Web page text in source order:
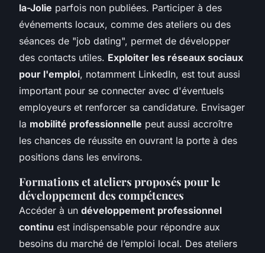
la-Jolie parfois non publiées. Participer à des
événements locaux, comme des ateliers ou des
séances de "job dating", permet de développer
des contacts utiles. Exploiter les réseaux sociaux
pour l'emploi, notamment LinkedIn, est tout aussi
important pour se connecter avec d'éventuels
employeurs et renforcer sa candidature. Envisager
la mobilité professionnelle peut aussi accroître
les chances de réussite en ouvrant la porte à des
positions dans les environs.
Formations et ateliers proposés pour le
développement des compétences
Accéder à un développement professionnel
continu est indispensable pour répondre aux
besoins du marché de l’emploi local. Des ateliers